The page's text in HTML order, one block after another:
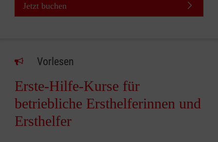
Jetzt buchen
Vorlesen
Erste-Hilfe-Kurse für
betriebliche Ersthelferinnen und
Ersthelfer